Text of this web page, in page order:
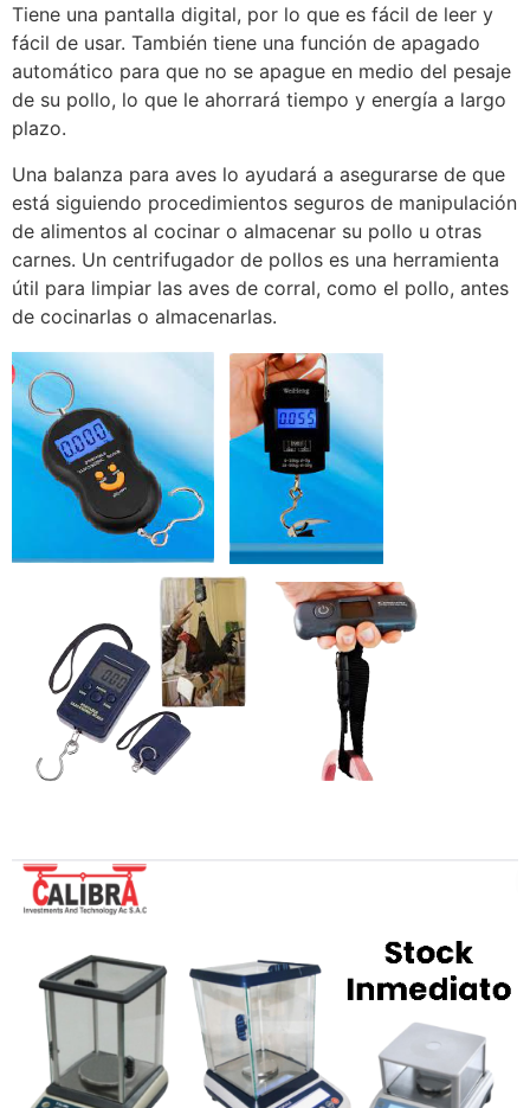
Tiene una pantalla digital, por lo que es fácil de leer y
fácil de usar. También tiene una función de apagado
automático para que no se apague en medio del pesaje
de su pollo, lo que le ahorrará tiempo y energía a largo
plazo.
Una balanza para aves lo ayudará a asegurarse de que
está siguiendo procedimientos seguros de manipulación
de alimentos al cocinar o almacenar su pollo u otras
carnes. Un centrifugador de pollos es una herramienta
útil para limpiar las aves de corral, como el pollo, antes
de cocinarlas o almacenarlas.